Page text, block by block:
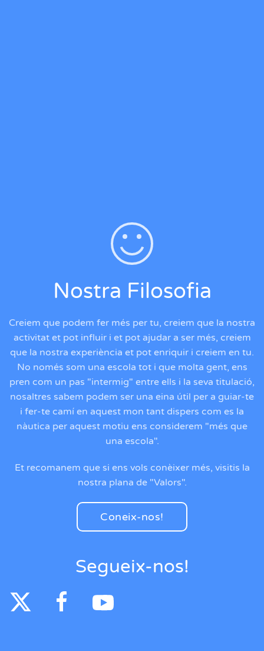
Nostra Filosofia
Creiem que podem fer més per tu, creiem que la nostra
activitat et pot influir i et pot ajudar a ser més, creiem
que la nostra experiència et pot enriquir i creiem en tu.
No només som una escola tot i que molta gent, ens
pren com un pas "intermig" entre ells i la seva titulació,
nosaltres sabem podem ser una eina útil per a guiar-te
i fer-te camí en aquest mon tant dispers com es la
nàutica per aquest motiu ens considerem "més que
una escola".
Et recomanem que si ens vols conèixer més, visitis la
nostra plana de "Valors".
Coneix-nos!
Segueix-nos!